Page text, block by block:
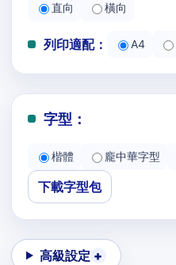
直向 橫向
列印適配： A4
字型：
楷體 龐中華字型
下載字型包
高級設定